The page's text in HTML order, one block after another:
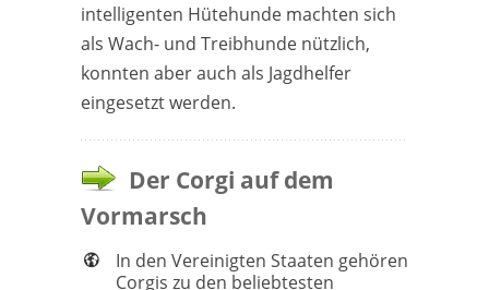
intelligenten Hütehunde machten sich
als Wach- und Treibhunde nützlich,
konnten aber auch als Jagdhelfer
eingesetzt werden.
Der Corgi auf dem
Vormarsch
In den Vereinigten Staaten gehören
Corgis zu den beliebtesten